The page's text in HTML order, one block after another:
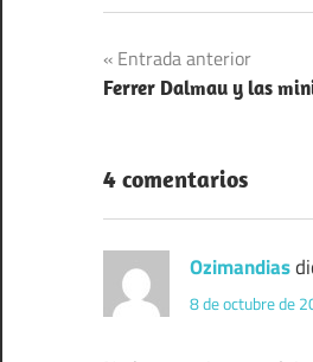
Navegación
de
entradas
Entrada anterior
Ferrer Dalmau y las
4 comentarios
Ozimandias
8 de octubre de